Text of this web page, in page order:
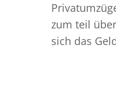
zum teil
sich das